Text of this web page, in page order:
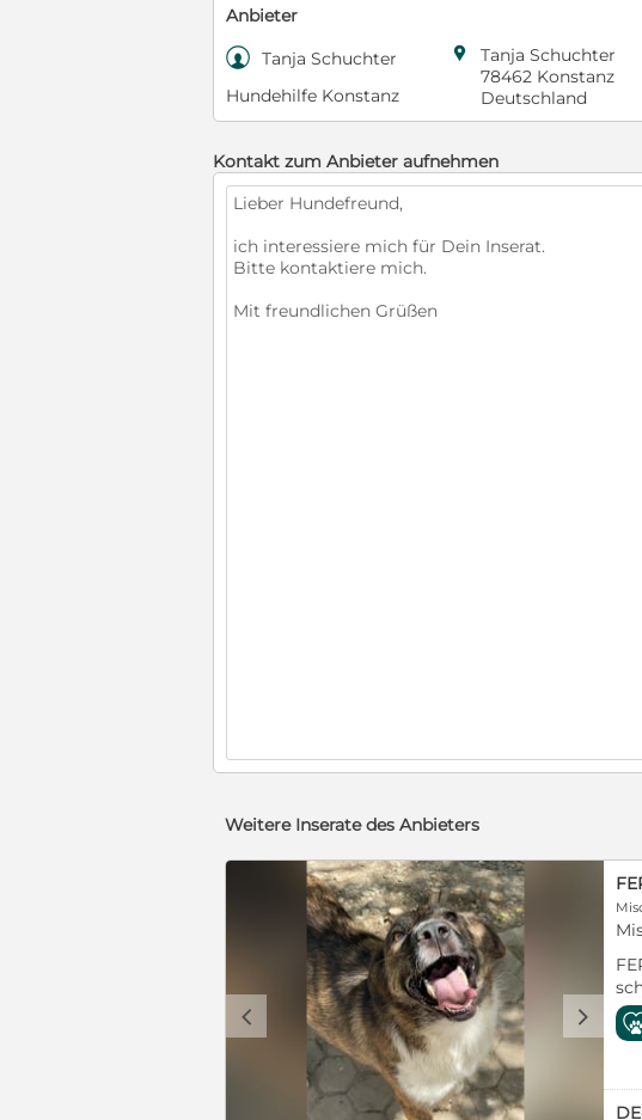
Anbieter
 Tanja Schuchter
Hundehilfe Konstanz

Tanja Schuchter
78462 Konstanz
Deutschland
Kontakt zum Anbieter aufnehmen
Weitere Inserate des Anbieters
c d